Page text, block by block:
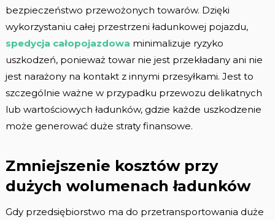
bezpieczeństwo przewożonych towarów. Dzięki
wykorzystaniu całej przestrzeni ładunkowej pojazdu,
spedycja całopojazdowa minimalizuje ryzyko
uszkodzeń, ponieważ towar nie jest przekładany ani nie
jest narażony na kontakt z innymi przesyłkami. Jest to
szczególnie ważne w przypadku przewozu delikatnych
lub wartościowych ładunków, gdzie każde uszkodzenie
może generować duże straty finansowe.
Zmniejszenie kosztów przy
dużych wolumenach ładunków
Gdy przedsiębiorstwo ma do przetransportowania duże